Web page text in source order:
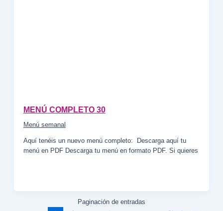
MENÚ COMPLETO 30
Menú semanal
Aquí tenéis un nuevo menú completo: Descarga aquí tu
menú en PDF Descarga tu menú en formato PDF. Si quieres
Paginación de entradas